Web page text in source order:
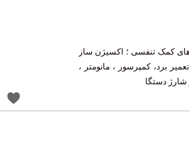
کمک تنفسی ؛ اکسیژن ساز
برد، کمپرسور ، مانومتر ،
دستگا